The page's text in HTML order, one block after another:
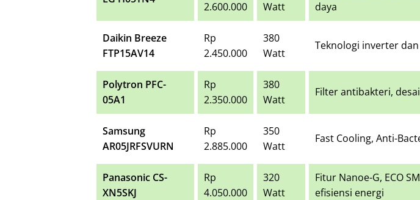
2.600.000
Watt
daya
Daikin Breeze
FTP15AV14
Rp
2.450.000
380
Watt
Teknologi inverter
Polytron PFC-
05A1
Rp
2.350.000
380
Watt
Filter antibakteri,
Samsung
AR05JRFSVURN
Rp
2.885.000
350
Watt
Fast Cooling, Anti-
Panasonic CS-
XN5SKJ
Rp
4.050.000
320
Watt
Fitur Nanoe-G, ECO
efisiensi energi